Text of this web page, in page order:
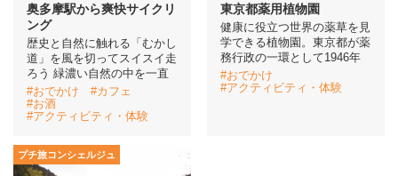
奥多摩駅から爽快サイクリ
ング
歴史と自然に触れる「むかし
道」を風を切ってスイスイ走
ろう 緑濃い自然の中を一直
#おでかけ
#カフェ
#お酒
#アクティビティ・体験
東京都薬用植物園
健康に役立つ世界の薬草を見
学できる植物園。東京都が薬
務行政の一環として1946年
#おでかけ
#アクティビティ・体験
プチ旅コンシェルジュ